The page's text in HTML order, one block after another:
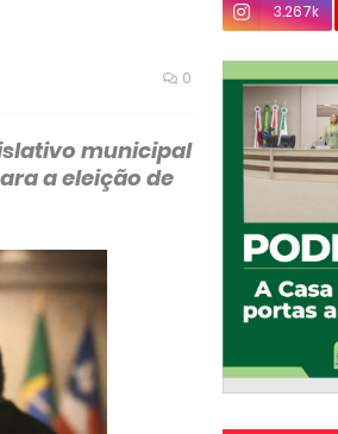
0
municipal
a eleição de
3.267k